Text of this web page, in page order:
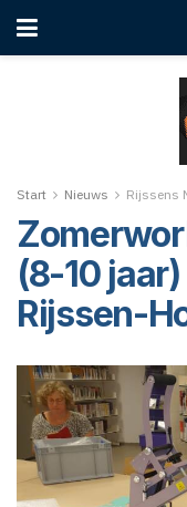
Start Nieuws Rijssens
(8-10
Rijssen-